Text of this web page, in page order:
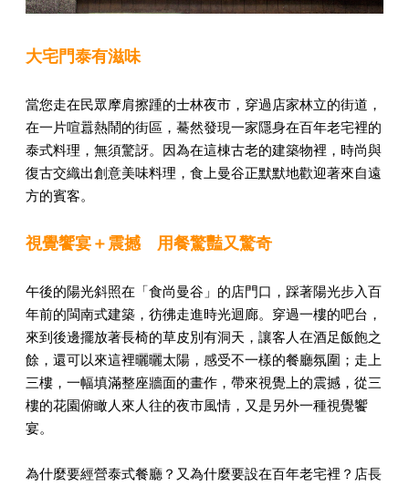
大宅門泰有滋味
當您走在民眾摩肩擦踵的士林夜市，穿過店家林立的街道，
在一片喧囂熱鬧的街區，驀然發現一家隱身在百年老宅裡的
泰式料理，無須驚訝。因為在這棟古老的建築物裡，時尚與
復古交織出創意美味料理，食上曼谷正默默地歡迎著來自遠
方的賓客。
視覺饗宴＋震撼 用餐驚豔又驚奇
午後的陽光斜照在「食尚曼谷」的店門口，踩著陽光步入百
年前的閩南式建築，彷彿走進時光迴廊。穿過一樓的吧台，
來到後邊擺放著長椅的草皮別有洞天，讓客人在酒足飯飽之
餘，還可以來這裡曬曬太陽，感受不一樣的餐廳氛圍；走上
三樓，一幅填滿整座牆面的畫作，帶來視覺上的震撼，從三
樓的花園俯瞰人來人往的夜市風情，又是另外一種視覺饗
宴。
為什麼要經營泰式餐廳？又為什麼要設在百年老宅裡？店長